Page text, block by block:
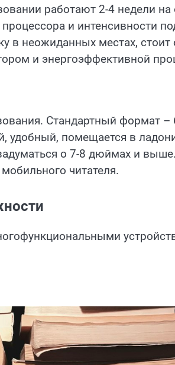
работают 2-4 недели на
и интенсивности
в неожиданных местах, стоит
и энергоэффективной
Стандартный формат
удобный, помещается в
о 7-8 дюймах и
читателя.